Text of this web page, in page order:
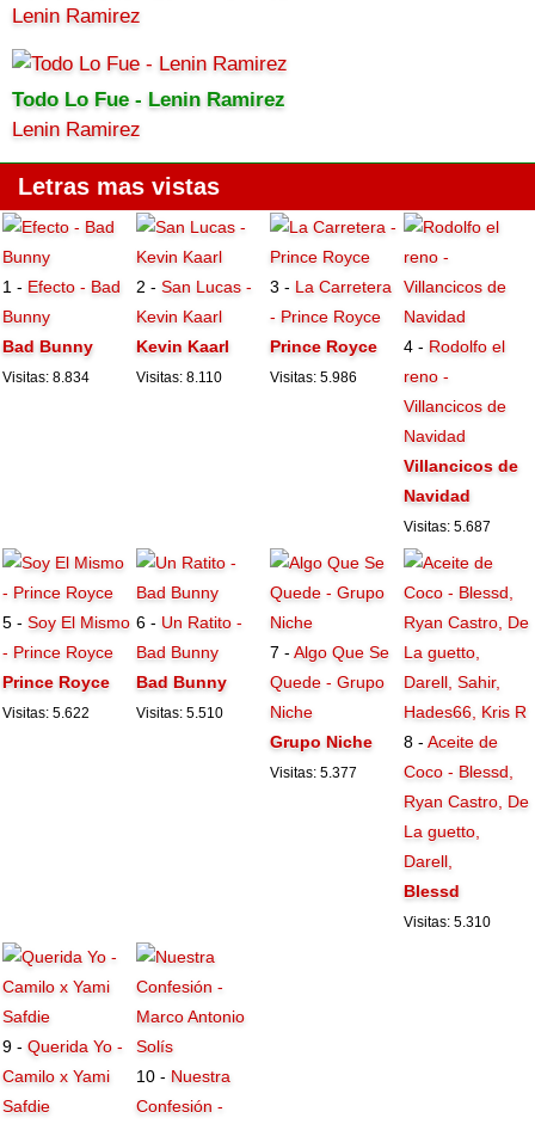
Lenin Ramirez
Todo Lo Fue - Lenin Ramirez
Lenin Ramirez
Letras mas vistas
1 - Efecto - Bad
Bunny
Bad Bunny
Visitas: 8.834
2 -San Lucas -
Kevin Kaarl
Kevin Kaarl
Visitas: 8.110
3 - La Carretera
- Prince Royce
Prince Royce
Visitas: 5.986
4 - Rodolfo el
reno -
Villancicos de
Navidad
Villancicos de
Navidad
Visitas: 5.687
5 -Soy El Mismo
- Prince Royce
Prince Royce
Visitas: 5.622
6 - Un Ratito -
Bad Bunny
Bad Bunny
Visitas: 5.510
7 -Algo Que Se
Quede - Grupo
Niche
Grupo Niche
Visitas: 5.377
8 -Aceite de
Coco - Blessd,
Ryan Castro, De
La guetto,
Darell,
Blessd
Visitas: 5.310
9 -Querida Yo -
Camilo x Yami
Safdie
10 - Nuestra
Confesión -